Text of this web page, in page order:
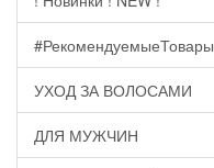
#РекомендуемыеТовары
УХОД ЗА ВОЛОСАМИ
ДЛЯ МУЖЧИН